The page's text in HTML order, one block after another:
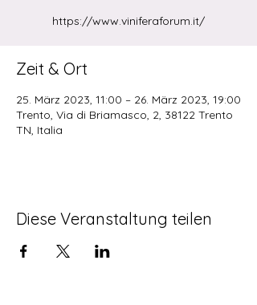
https://www.viniferaforum.it/
Zeit & Ort
25. März 2023, 11:00 – 26. März 2023, 19:00
Trento, Via di Briamasco, 2, 38122 Trento
TN, Italia
Diese Veranstaltung teilen